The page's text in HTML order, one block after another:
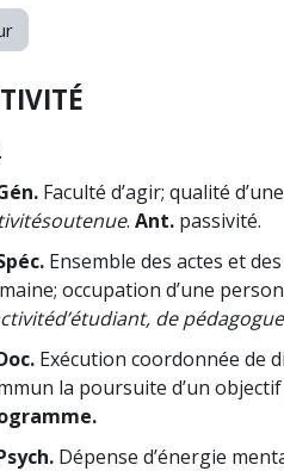
Faculté d’agir; qualité
soutenue. Ant. passivité.
Ensemble des actes et
occupation d’une
d’étudiant, de
Exécution coordonnée de
la poursuite d’un objectif
Dépense d’énergie